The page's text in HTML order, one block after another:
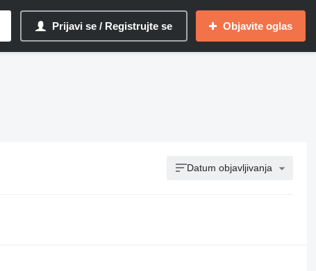
Prijavi se / Registrujte se Objavite oglas
Datum objavljivanja